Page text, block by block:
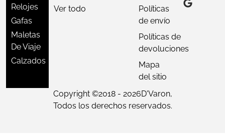
Relojes
Gafas
Maletas
De Viaje
Calzados
Ver todo
Políticas
de envío
Políticas de
devoluciones
Mapa
del sitio
Copyright ©2018 - 2026D'Varon,
Todos los derechos reservados.